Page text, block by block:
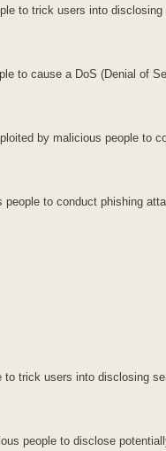
to trick users into disclosing
to cause a DoS (Denial of
by malicious people to
to conduct phishing
trick users into disclosing
people to disclose